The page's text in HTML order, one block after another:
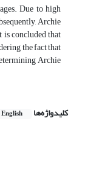
Due to high
Archie
concluded that
the fact that
Archie
کلیدواژه‌ها English